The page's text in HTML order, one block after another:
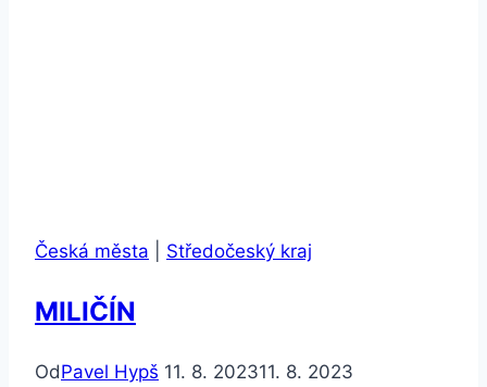
Česká města Středočeský kraj
MILIČÍN
OdPavel Hypš 11. 8. 202311. 8. 2023